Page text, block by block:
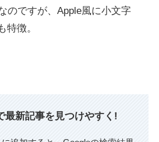
のですが、Apple風に小文字
特徴。
最新記事を見つけやすく!